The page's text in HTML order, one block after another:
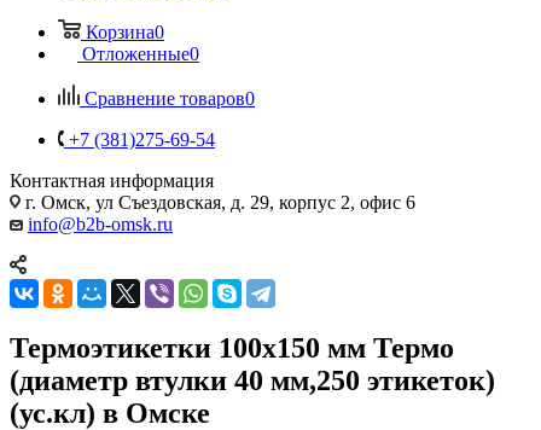
Корзина0
Отложенные0
Сравнение товаров0
+7 (381)275-69-54
Контактная информация
г. Омск, ул Съездовская, д. 29, корпус 2, офис 6
info@b2b-omsk.ru
Термоэтикетки 100х150 мм Термо
(диаметр втулки 40 мм,250 этикеток)
(ус.кл) в Омске